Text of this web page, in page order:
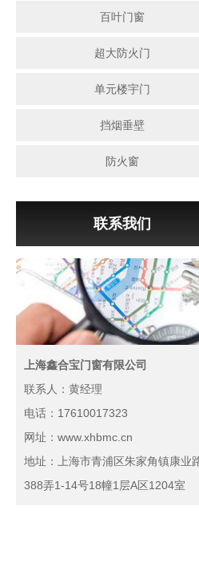
百叶门窗
超大防火门
单元楼宇门
挡烟垂壁
防火窗
联系我们
上海鑫合宝门窗有限公司
联系人：黄经理
电话：17610017323
网址：www.xhbmc.cn
地址：上海市青浦区朱家角镇康业
388弄1-14号18幢1层A区1204室